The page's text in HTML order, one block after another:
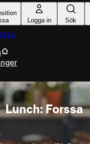
Logga in Sök
Lunch: Forssa